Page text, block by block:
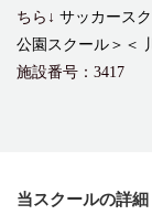
ちら↓ サッカース
公園スクール＞＜
施設番号：3417
当スクールの詳細